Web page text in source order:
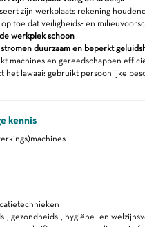
zijn werkplaats rekening
toe dat veiligheids- en
werkplek schoon
duurzaam en beperkt
machines en gereedschappen
het lawaai: gebruikt persoonlijke
kennis
, gezondheids-, hygiëne- en